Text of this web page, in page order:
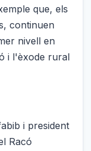
que, els
continuen
nivell en
i l'èxode rural
i president
Racó